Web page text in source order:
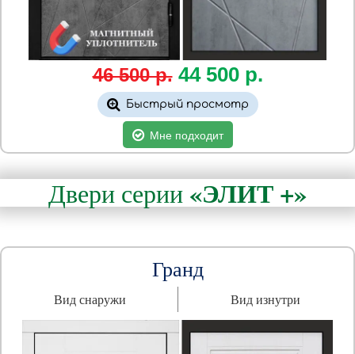
46 500 р. 44 500 р.
Быстрый просмотр
Мне подходит
Двери серии «ЭЛИТ +»
Гранд
Вид снаружи Вид изнутри